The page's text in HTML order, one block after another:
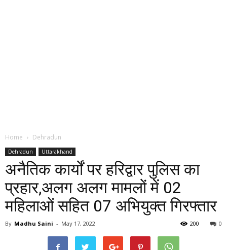
Home Dehradun
Dehradun Uttarakhand
अनैतिक कार्यों पर हरिद्वार पुलिस का
प्रहार,अलग अलग मामलों में 02
महिलाओं सहित 07 अभियुक्त गिरफ्तार
By Madhu Saini - May 17, 2022 0
200